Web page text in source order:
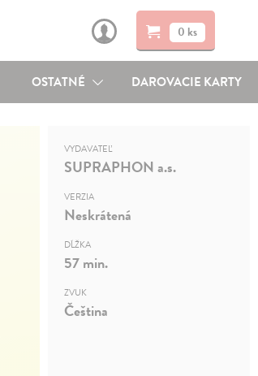
0 ks
OSTATNÉ DAROVACIE KARTY
VYDAVATEĽ
SUPRAPHON a.s.
VERZIA
Neskrátená
DĹŽKA
57 min.
ZVUK
Čeština